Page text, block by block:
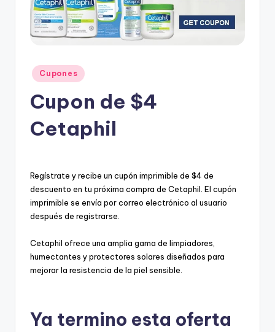
Posted
in
Cupones
Cupon de $4
Cetaphil
Regístrate y recibe un cupón imprimible de $4 de
descuento en tu próxima compra de Cetaphil. El cupón
imprimible se envía por correo electrónico al usuario
después de registrarse.
Cetaphil ofrece una amplia gama de limpiadores,
humectantes y protectores solares diseñados para
mejorar la resistencia de la piel sensible.
Ya termino esta oferta